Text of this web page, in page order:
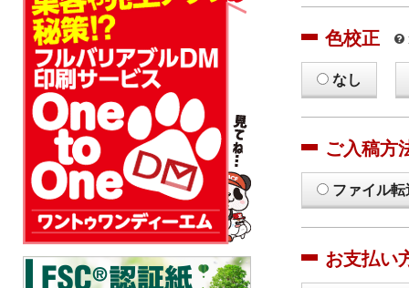
色校正
なし
ご入稿方
ファイル
お支払い